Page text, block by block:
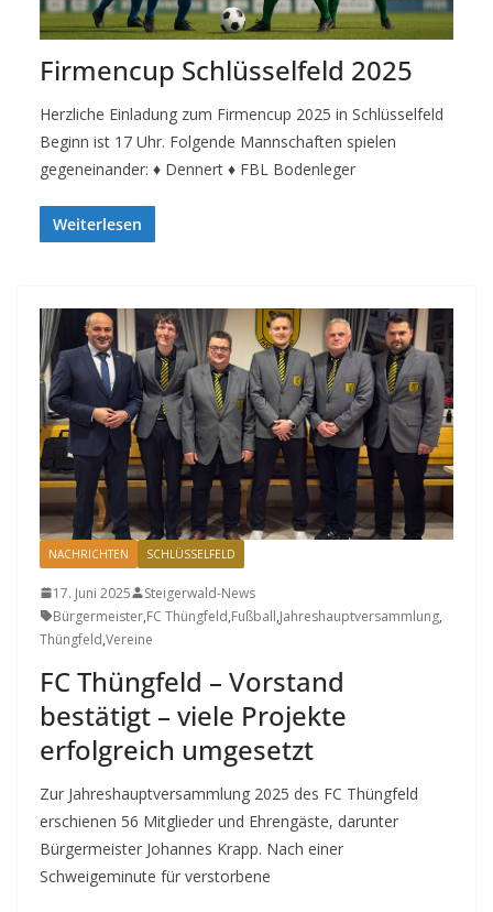
Firmencup Schlüsselfeld 2025
Herzliche Einladung zum Firmencup 2025 in Schlüsselfeld
Beginn ist 17 Uhr. Folgende Mannschaften spielen
gegeneinander: ♦ Dennert ♦ FBL Bodenleger
Weiterlesen
NACHRICHTEN SCHLÜSSELFELD
17. Juni 2025
Steigerwald-News
Bürgermeister,FC Thüngfeld,Fußball,Jahreshauptversammlung,
Thüngfeld,Vereine
FC Thüngfeld – Vorstand
bestätigt – viele Projekte
erfolgreich umgesetzt
Zur Jahreshauptversammlung 2025 des FC Thüngfeld
erschienen 56 Mitglieder und Ehrengäste, darunter
Bürgermeister Johannes Krapp. Nach einer
Schweigeminute für verstorbene